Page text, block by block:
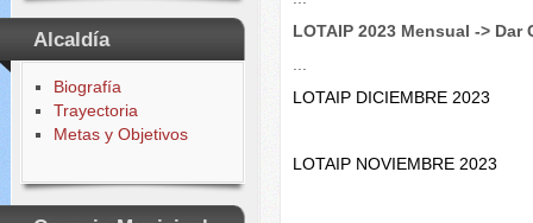
Alcaldía
Biografía
Trayectoria
Metas y Objetivos
LOTAIP 2023 Mensual ->
LOTAIP DICIEMBRE 2023
LOTAIP NOVIEMBRE 2023